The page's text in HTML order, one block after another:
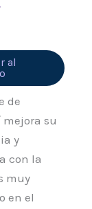
al
de
su
y
con la
muy
en el